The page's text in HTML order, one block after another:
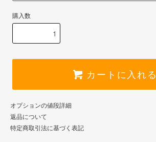
購入数
カートに入れる
オプションの値段詳細
返品について
特定商取引法に基づく表記